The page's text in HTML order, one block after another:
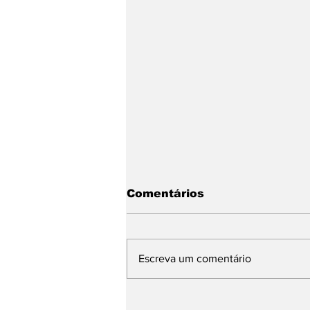
São João Eudes
Comentários
Escreva um comentário